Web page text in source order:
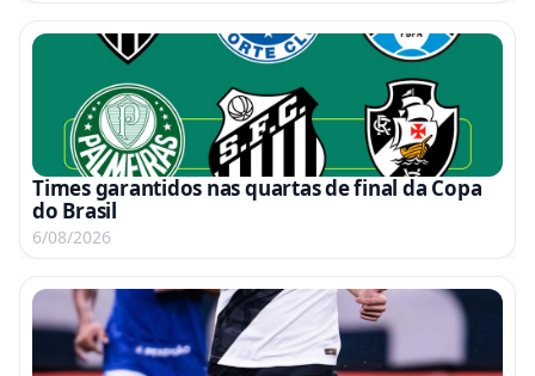
Times garantidos nas quartas de final da Copa
do Brasil
6/08/2026